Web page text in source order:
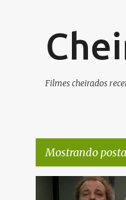
Filmes cheirados
Mostrando